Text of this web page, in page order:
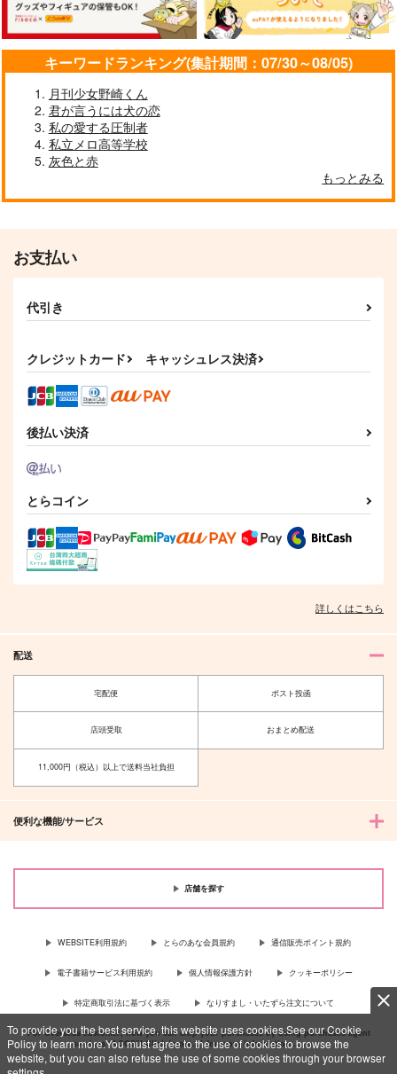
To provide you the best service, this website uses cookies.See our Cookie
Policy to learn more.You must agree to the use of cookies to browse the
website, but you can also refuse the use of some cookies through your browser
キーワードランキング(集計期間：07/30～08/05)
月刊少女野崎くん
君が言うには犬の恋
私の愛する圧制者
私立メロ高等学校
灰色と赤
もっとみる
お支払い
代引き
クレジットカード キャッシュレス決済
後払い決済
とらコイン
詳しくはこちら
配送
宅配便 ポスト投函
店頭受取 おまとめ配送
11,000円（税込）以上で送料当社負担
便利な機能/サービス
店舗を探す
WEBSITE利用規約 とらのあな会員規約 通信販売ポイント規約
電子書籍サービス利用規約 個人情報保護方針 クッキーポリシー
特定商取引法に基づく表示 なりすまし・いたずら注文について
For Overseas customer, now you can ship your purchases by using purchases agent
services “AOCS”! Click {more…} for more information …more